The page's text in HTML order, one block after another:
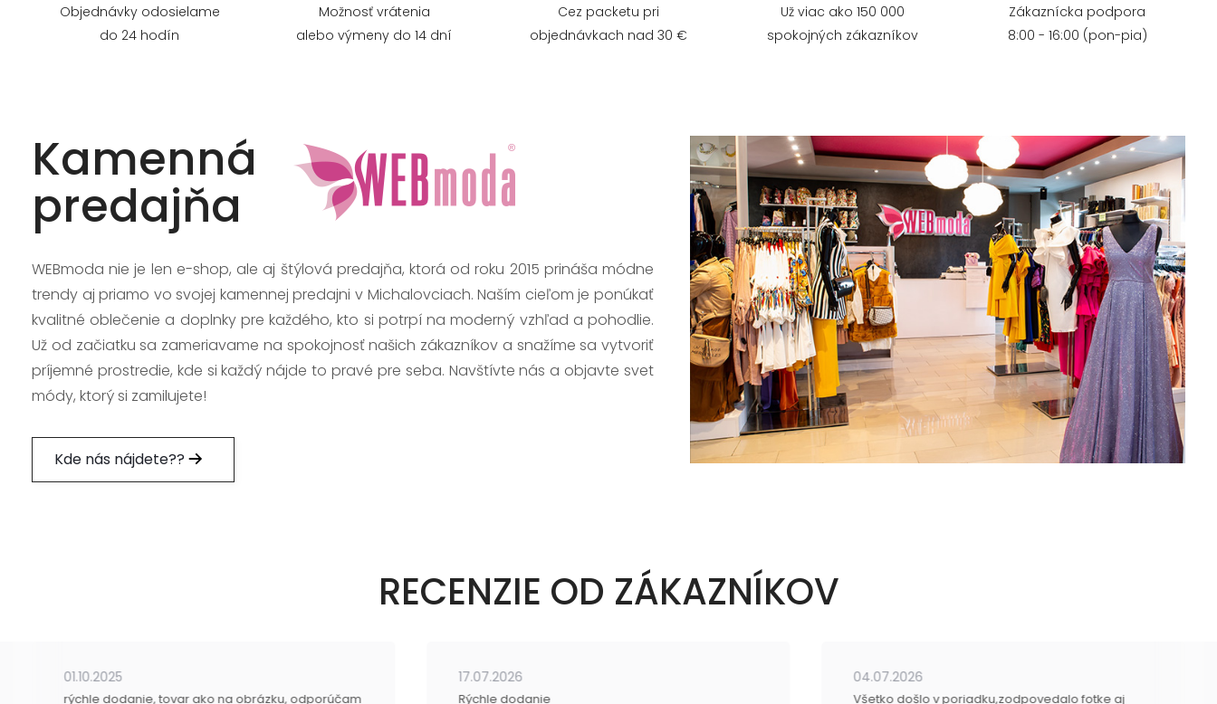
Objednávky odosielame
do 24 hodín
Možnosť vrátenia
alebo výmeny do 14 dní
Cez packetu pri
objednávkach nad 30 €
Už viac ako 150 000
spokojných zákazníkov
Zákaznícka podpora
8:00 - 16:00 (pon-pia)
Kamenná
predajňa
WEBmoda nie je len e-shop, ale aj štýlová predajňa, ktorá od roku 2015 prináša módne
trendy aj priamo vo svojej kamennej predajni v Michalovciach. Naším cieľom je ponúkať
kvalitné oblečenie a doplnky pre každého, kto si potrpí na moderný vzhľad a pohodlie.
Už od začiatku sa zameriavame na spokojnosť našich zákazníkov a snažíme sa vytvoriť
príjemné prostredie, kde si každý nájde to pravé pre seba. Navštívte nás a objavte svet
módy, ktorý si zamilujete!
Kde nás nájdete??
RECENZIE OD ZÁKAZNÍKOV
01.10.2025
rýchle dodanie, tovar ako na obrázku, odporúčam
17.07.2026
Rýchle dodanie
04.07.2026
Všetko došlo v poriadku,zodpovedalo fotke aj